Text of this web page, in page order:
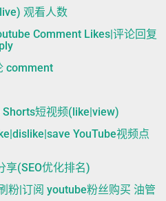
观看人数
Comment Likes|评论回复
comment
Shorts短视频(like|view)
YouTube视频点
享(SEO优化排名)
粉|订阅 youtube粉丝购买 油管